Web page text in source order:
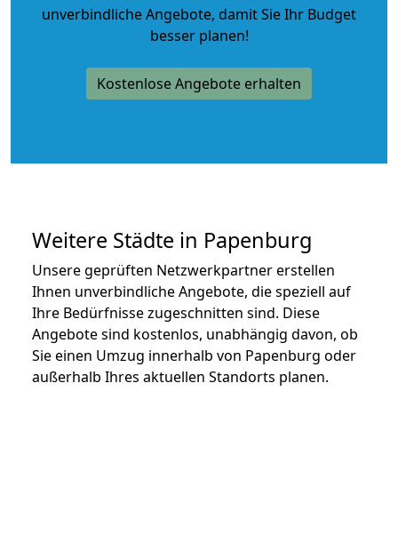
unverbindliche Angebote, damit Sie Ihr Budget
besser planen!
Kostenlose Angebote erhalten
Weitere Städte in Papenburg
Unsere geprüften Netzwerkpartner erstellen
Ihnen unverbindliche Angebote, die speziell auf
Ihre Bedürfnisse zugeschnitten sind. Diese
Angebote sind kostenlos, unabhängig davon, ob
Sie einen Umzug innerhalb von Papenburg oder
außerhalb Ihres aktuellen Standorts planen.